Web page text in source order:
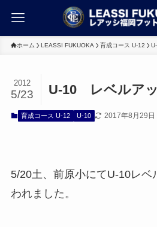
ホーム LEASSI FUKUOKA 育成コース U-12
U-10 レベルア
2012
5/23
育成コース U-12 U-10 2017年8月29日
5/20土、前原小にてU-10レベ
われました。